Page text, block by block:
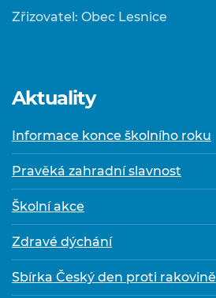
Zřizovatel: Obec Lesnice
Aktuality
Informace konce školního roku
Pravěká zahradní slavnost
Školní akce
Zdravé dýchání
Sbírka Český den proti rakovině